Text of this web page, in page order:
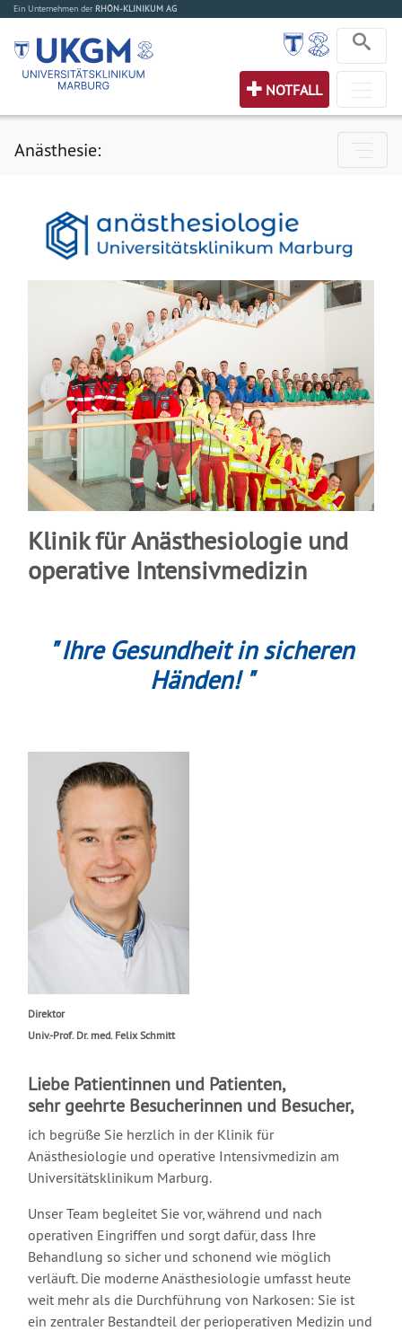
Ein Unternehmen der RHÖN-KLINIKUM AG
NOTFALL
Anästhesie:
Klinik für Anästhesiologie und
operative Intensivmedizin
" Ihre Gesundheit in sicheren
Händen! "
Direktor
Univ.-Prof. Dr. med. Felix Schmitt
Liebe Patientinnen und Patienten,
sehr geehrte Besucherinnen und Besucher,
ich begrüße Sie herzlich in der Klinik für
Anästhesiologie und operative Intensivmedizin am
Universitätsklinikum Marburg.
Unser Team begleitet Sie vor, während und nach
operativen Eingriffen und sorgt dafür, dass Ihre
Behandlung so sicher und schonend wie möglich
verläuft. Die moderne Anästhesiologie umfasst heute
weit mehr als die Durchführung von Narkosen: Sie ist
ein zentraler Bestandteil der perioperativen Medizin und